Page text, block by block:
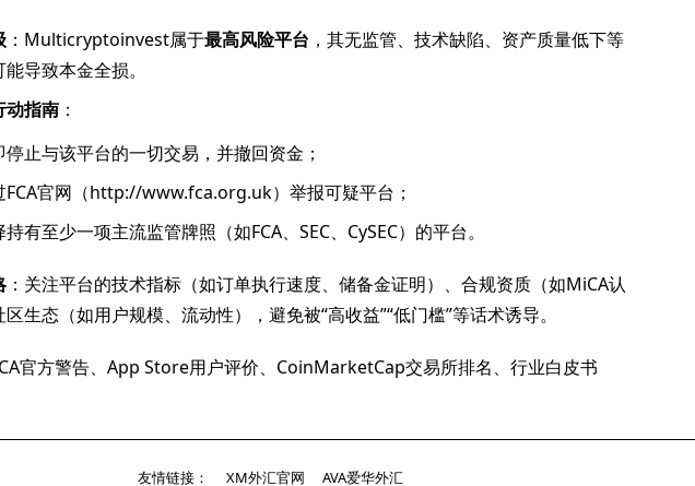
：Multicryptoinvest属于最高风险平台 ，其无监管、技术缺陷、资产质量低下等
导致本金全损。
动指南：
停止与该平台的一切交易，并撤回资金；
FCA官网（http://www.fca.org.uk）举报可疑平台；
持有至少一项主流监管牌照（如FCA、SEC、CySEC）的平台。
：关注平台的技术指标（如订单执行速度、储备金证明）、合规资质（如MiCA认
生态（如用户规模、流动性），避免被“高收益”“低门槛”等话术诱导。
官方警告、App Store用户评价、CoinMarketCap交易所排名、行业白皮书
友情链接： XM外汇官网 AVA爱华外汇